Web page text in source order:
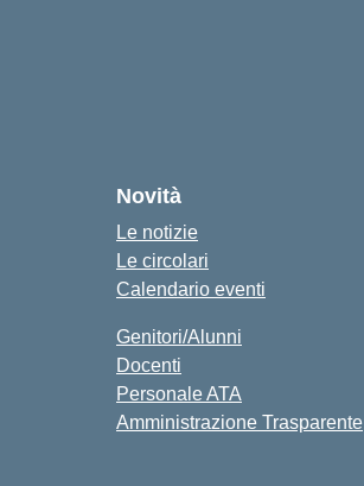
Novità
Le notizie
Le circolari
Calendario eventi
Genitori/Alunni
Docenti
Personale ATA
Amministrazione Trasparente